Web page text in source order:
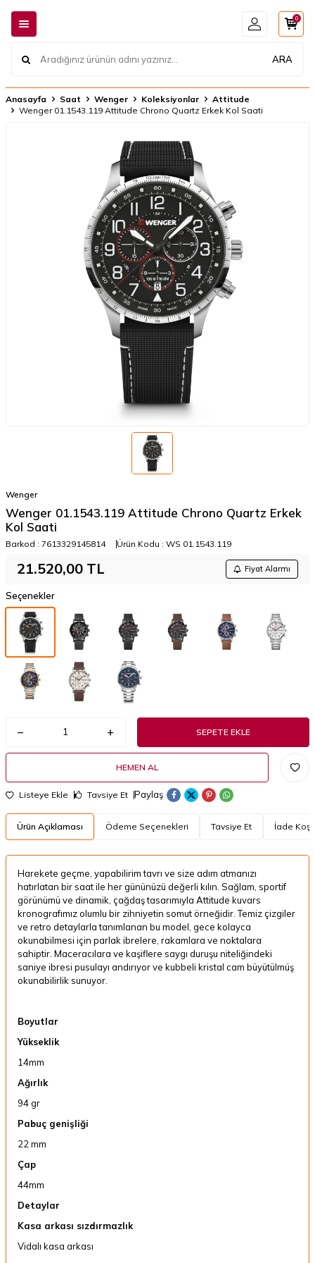
ARA
0
Anasayfa Saat Wenger Koleksiyonlar
Attitude
Wenger 01.1543.119 Attitude Chrono Quartz Erkek Kol Saati
Wenger
Wenger 01.1543.119 Attitude Chrono Quartz Erkek
Kol Saati
Barkod : 7613329145814 Ürün Kodu : WS 01.1543.119
21.520,00 TL Fiyat Alarmı
Seçenekler
SEPETE EKLE
HEMEN AL
Listeye Ekle Tavsiye Et Paylaş
Ürün Açıklaması Ödeme Seçenekleri Tavsiye Et İade
Harekete geçme, yapabilirim tavrı ve size adım atmanızı
hatırlatan bir saat ile her gününüzü değerli kılın. Sağlam, sportif
görünümü ve dinamik, çağdaş tasarımıyla Attitude kuvars
kronografımız olumlu bir zihniyetin somut örneğidir. Temiz çizgiler
ve retro detaylarla tanımlanan bu model, gece kolayca
okunabilmesi için parlak ibrelere, rakamlara ve noktalara
sahiptir. Maceracılara ve kaşiflere saygı duruşu niteliğindeki
saniye ibresi pusulayı andırıyor ve kubbeli kristal cam büyütülmüş
okunabilirlik sunuyor.
Boyutlar
Yükseklik
14mm
Ağırlık
94 gr
Pabuç genişliği
22 mm
Çap
44mm
Detaylar
Kasa arkası sızdırmazlık
Vidalı kasa arkası